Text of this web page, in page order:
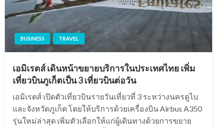
BUSINESS TRAVEL
เอมิเรตส์ เดินหน้าขยายบริการในประเทศไทย เพิ่ม
เที่ยวบินภูเก็ตเป็น 3 เที่ยวบินต่อวัน
เอมิเรตส์ เปิดตัวเที่ยวบินรายวันเที่ยวที่ 3 ระหว่างนครดูไบ
และจังหวัดภูเก็ต โดยให้บริการด้วยเครื่องบิน Airbus A350
รุ่นใหม่ล่าสุด เพิ่มตัวเลือกให้แก่ผู้เดินทางด้วยการขยาย